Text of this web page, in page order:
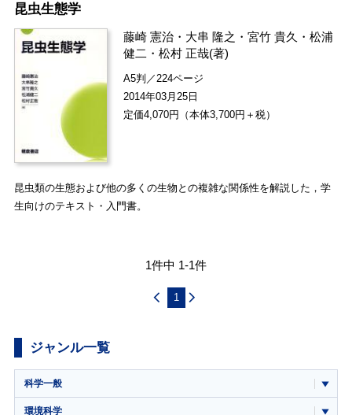
昆虫生態学
藤崎 憲治 ・ 大串 隆之 ・宮竹 貴久 ・松浦
健二 ・松村 正哉(著)
A5判／224ページ
2014年03月25日
定価4,070円（本体3,700円＋税）
昆虫類の生態および他の多くの生物との複雑な関係性を解説した，学
生向けのテキスト・入門書。
1件中 1-1件
1
ジャンル一覧
科学一般
環境科学